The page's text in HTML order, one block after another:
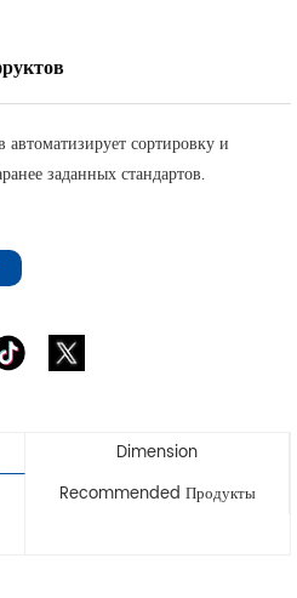
сортировку и
заданных стандартов.
Dimension
Recommended Продукты